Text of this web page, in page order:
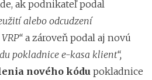
ak podnikateľ podal
alebo odcudzení
a zároveň podal aj novú
pokladnice e-kasa klient“,
nového kódu pokladnice